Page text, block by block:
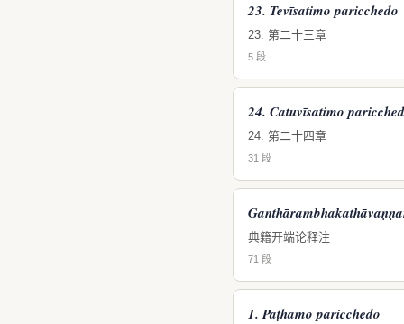
23. Tevīsatimo paricchedo
23. 第二十三章
5 段
24. Catuvīsatimo
24. 第二十四章
31 段
典籍开端论释注
71 段
1. Paṭhamo paricchedo